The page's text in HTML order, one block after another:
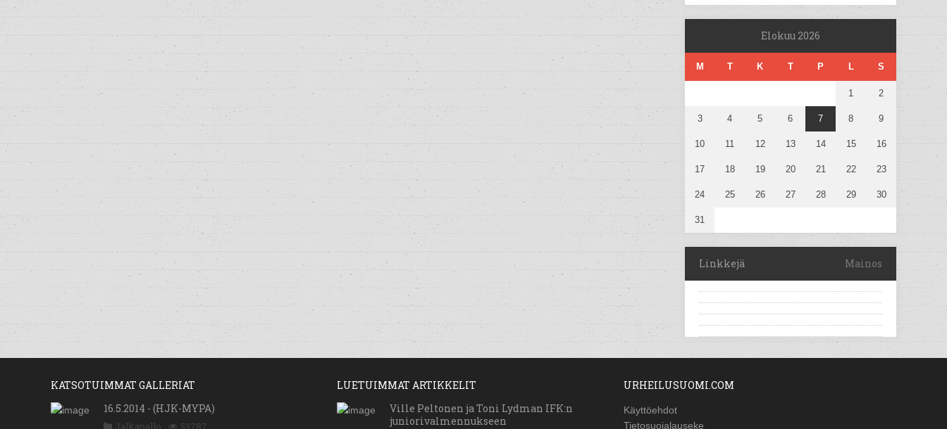
Elokuu 2026
M T K T P L S
1 2
3 4 5 6 7 8 9
10 11 12 13 14 15 16
17 18 19 20 21 22 23
24 25 26 27 28 29 30
31
Linkkejä Mainos
KATSOTUIMMAT GALLERIAT
16.5.2014 - (HJK-MYPA)
Jalkapallo 53787
LUETUIMMAT ARTIKKELIT
Ville Peltonen ja Toni Lydman IFK:n
juniorivalmennukseen
URHEILUSUOMI.COM
Käyttöehdot
Tietosuojalauseke